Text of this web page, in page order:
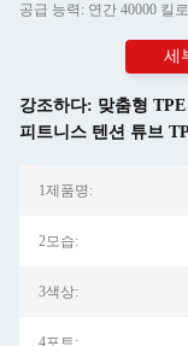
공급 능력: 연간 40000 킬
세
강조하다: 맞춤형
피트니스 텐션 튜브
1제품명:
2모습:
3색상:
4포트: